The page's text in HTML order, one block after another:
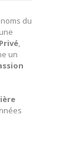
du
,
un